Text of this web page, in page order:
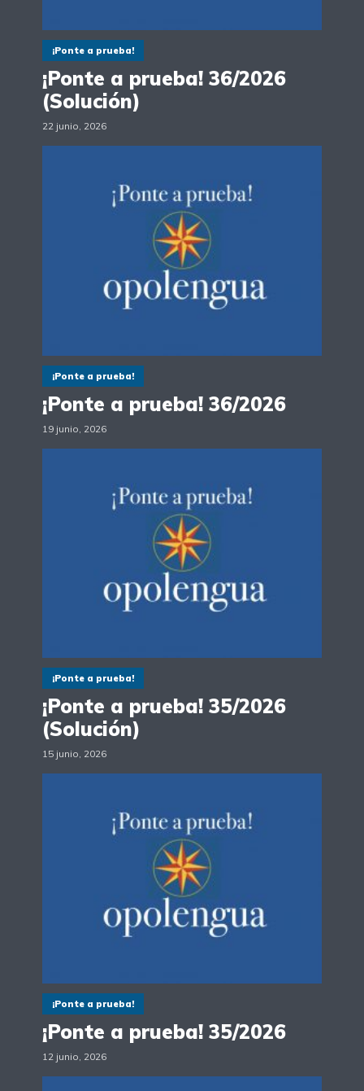
¡Ponte a prueba!
¡Ponte a prueba! 36/2026
(Solución)
22 junio, 2026
¡Ponte a prueba!
¡Ponte a prueba! 36/2026
19 junio, 2026
¡Ponte a prueba!
¡Ponte a prueba! 35/2026
(Solución)
15 junio, 2026
¡Ponte a prueba!
¡Ponte a prueba! 35/2026
12 junio, 2026